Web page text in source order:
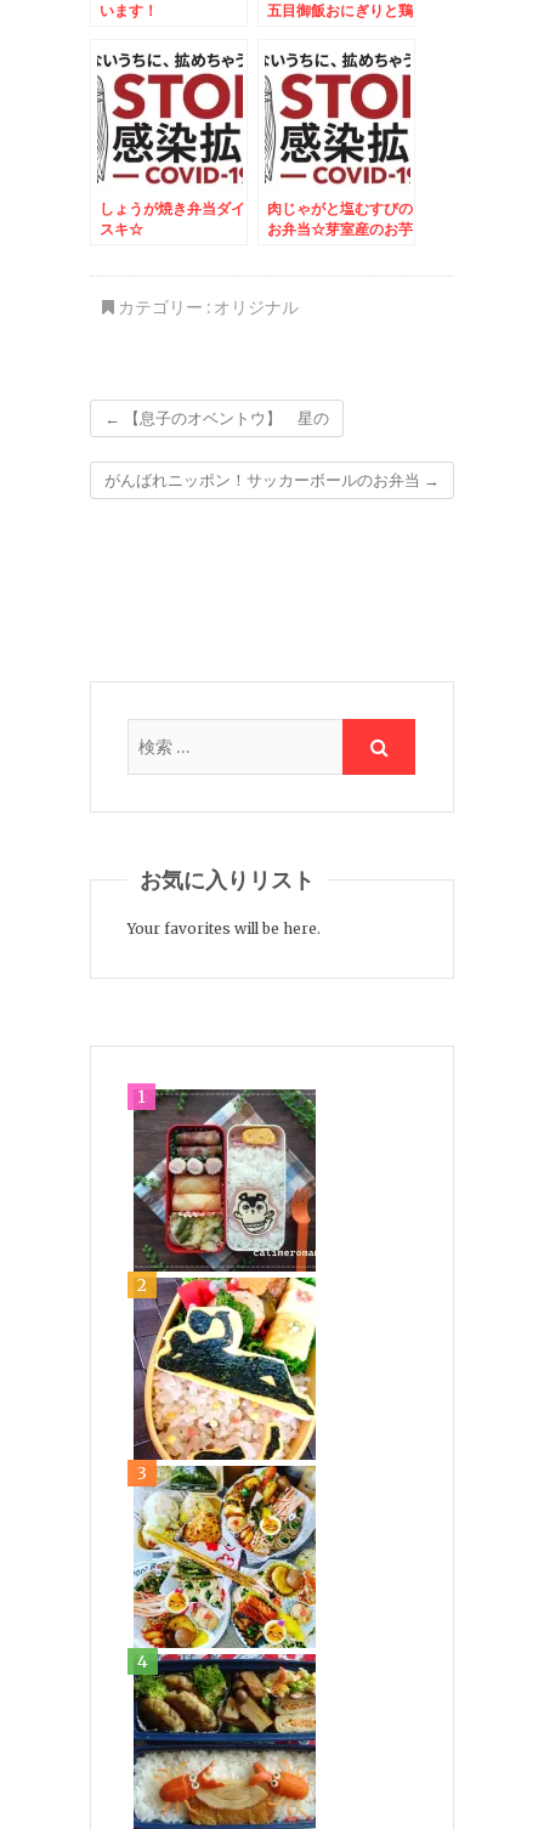
います！
五目御飯おにぎりと鶏
しょうが焼き弁当ダイ
スキ☆
肉じゃがと塩むすびの
お弁当☆芽室産のお芋
カテゴリー : オリジナル
← 【息子のオベントウ】 星の
がんばれニッポン！サッカーボールのお弁当 →
お気に入りリスト
Your favorites will be here.